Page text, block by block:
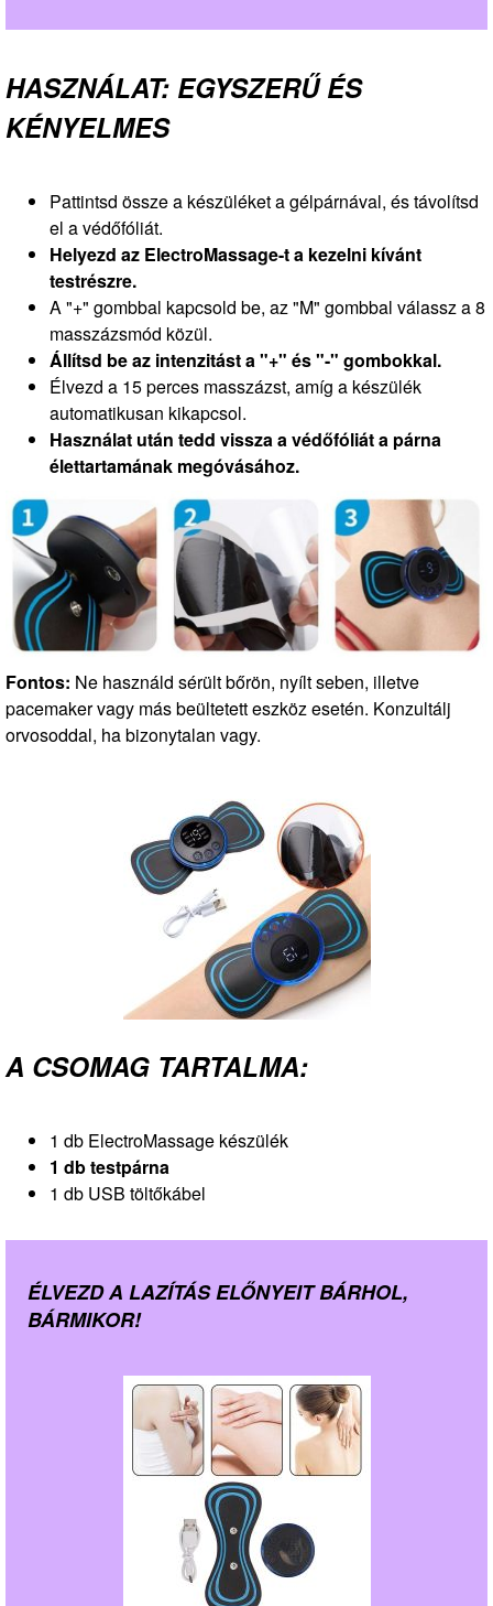
HASZNÁLAT: EGYSZERŰ ÉS
KÉNYELMES
Pattintsd össze a készüléket a gélpárnával, és távolítsd
el a védőfóliát.
Helyezd az ElectroMassage-t a kezelni kívánt
testrészre.
A "+" gombbal kapcsold be, az "M" gombbal válassz a 8
masszázsmód közül.
Állítsd be az intenzitást a "+" és "-" gombokkal.
Élvezd a 15 perces masszázst, amíg a készülék
automatikusan kikapcsol.
Használat után tedd vissza a védőfóliát a párna
élettartamának megóvásához.
Fontos: Ne használd sérült bőrön, nyílt seben, illetve
pacemaker vagy más beültetett eszköz esetén. Konzultálj
orvosoddal, ha bizonytalan vagy.
A CSOMAG TARTALMA:
1 db ElectroMassage készülék
1 db testpárna
1 db USB töltőkábel
ÉLVEZD A LAZÍTÁS ELŐNYEIT BÁRHOL,
BÁRMIKOR!